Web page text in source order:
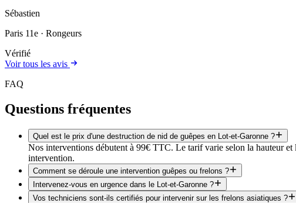
Sébastien
Paris 11e · Rongeurs
Vérifié
Voir tous les avis
FAQ
Questions fréquentes
Quel est le prix d'une destruction de nid de guêpes en Lot-et-Garonne ?
Nos interventions débutent à 99€ TTC. Le tarif varie selon la hauteur
intervention.
Comment se déroule une intervention guêpes ou frelons ?
Intervenez-vous en urgence dans le Lot-et-Garonne ?
Vos techniciens sont-ils certifiés pour intervenir sur les frelons asiatiques ?